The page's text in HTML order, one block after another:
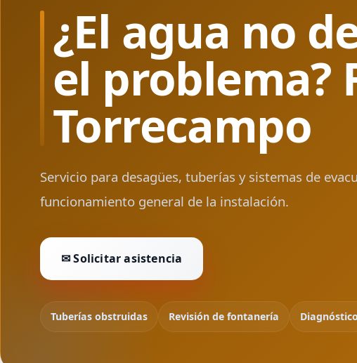
¿El agua no
el problema?
Torrecampo
Servicio para desagües, tuberías y sistemas de
funcionamiento general de la instalación.
✉ Solicitar asistencia
Tuberías obstruidas Revisión de fontanería